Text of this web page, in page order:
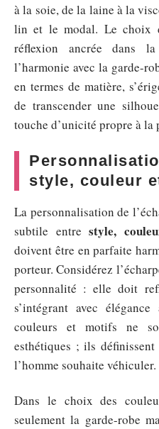
à la soie, de la laine à la
lin et le modal. Le choix
réflexion ancrée dans
l’harmonie avec la garde-
en termes de matière,
de transcender une
touche d’unicité propre à la
style, couleur
La personnalisation de
subtile entrestyle,
doivent être en parfaite
porteur. Considérez
personnalité : elle doit
s’intégrant avec
couleurs et motifs ne
esthétiques ; ils
l’homme souhaite véhiculer.
Dans le choix des
seulement la garde-robe